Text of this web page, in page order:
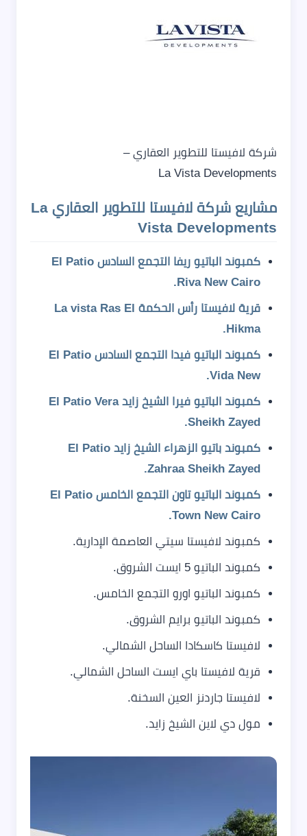
شركة لافيستا للتطوير العقاري –
La Vista Developments
مشاريع شركة لافيستا للتطوير العقاري La
Vista Developments
كمبوند الباتيو ريفا التجمع السادس El Patio
Riva New Cairo.
قرية لافيستا رأس الحكمة La vista Ras El
Hikma.
كمبوند الباتيو فيدا التجمع السادس El Patio
Vida New.
كمبوند الباتيو فيرا الشيخ زايد El Patio Vera
Sheikh Zayed.
كمبوند باتيو الزهراء الشيخ زايد El Patio
Zahraa Sheikh Zayed.
كمبوند الباتيو تاون التجمع الخامس El Patio
Town New Cairo.
كمبوند لافيستا سيتي العاصمة الإدارية.
كمبوند الباتيو 5 ايست الشروق.
كمبوند الباتيو اورو التجمع الخامس.
كمبوند الباتيو برايم الشروق.
لافيستا كاسكادا الساحل الشمالي.
قرية لافيستا باي ايست الساحل الشمالي.
لافيستا جاردنز العين السخنة.
مول دي لاين الشيخ زايد.